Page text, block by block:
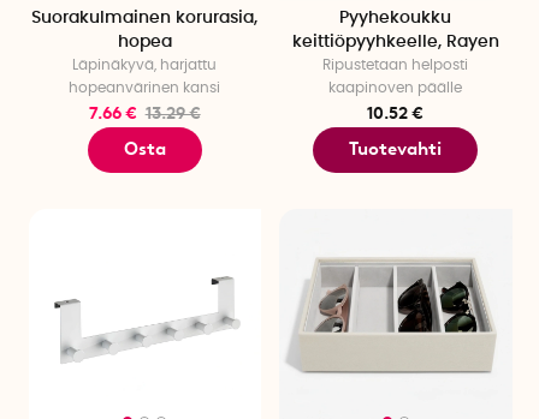
Suorakulmainen korurasia,
hopea
Läpinäkyvä, harjattu
hopeanvärinen kansi
7.66 € 13.29 €
Osta
Pyyhekoukku
keittiöpyyhkeelle, Rayen
Ripustetaan helposti
kaapinoven päälle
10.52 €
Tuotevahti